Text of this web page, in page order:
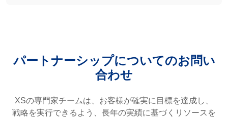
パートナーシップについてのお問い
合わせ
XSの専門家チームは、お客様が確実に目標を達成し、
戦略を実行できるよう、長年の実績に基づくリソースを